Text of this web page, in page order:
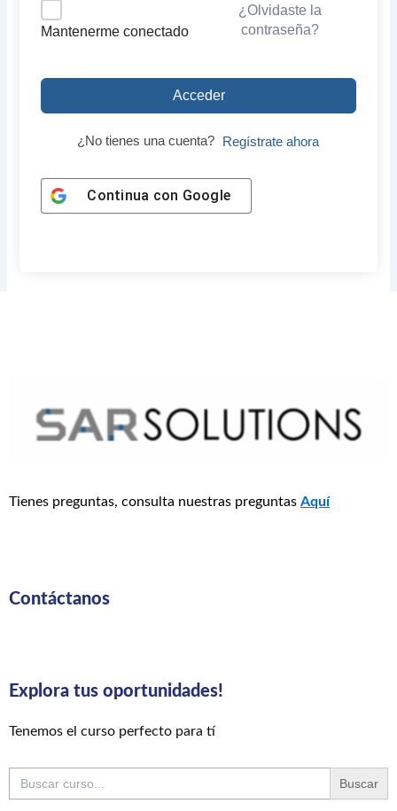
Mantenerme conectado
¿Olvidaste la
contraseña?
Acceder
¿No tienes una cuenta? Regístrate ahora
Continua con Google
Tienes preguntas, consulta nuestras preguntas Aquí
Contáctanos
Explora tus oportunidades!
Tenemos el curso perfecto para tí
Buscar: